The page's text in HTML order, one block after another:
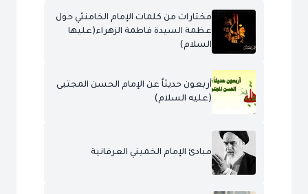
مختارات من كلمات الإمام الخامنئي حول
عظمة السيدة فاطمة الزهراء(عليها
السلام)
أربعون حديثاً عن الإمام الحسن المجتبى
(عليه السلام)
مبادئ الإمام الخميني العرفانية